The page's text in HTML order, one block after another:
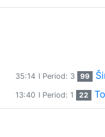
35:14 I Period: 3 99
13:40 I Period: 1 22